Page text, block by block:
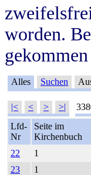
worden.
Alles Suchen
|< < > >|
Lfd-
Nr
Seite im
Kirchenbuch
22
1
23
1